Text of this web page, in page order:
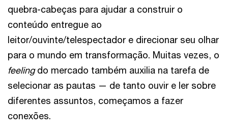
quebra-cabeças para ajudar a construir o
conteúdo entregue ao
leitor/ouvinte/telespectador e direcionar seu olhar
para o mundo em transformação. Muitas vezes, o
feelingdo mercado também auxilia na tarefa de
selecionar as pautas — de tanto ouvir e ler sobre
diferentes assuntos, começamos a fazer
conexões.